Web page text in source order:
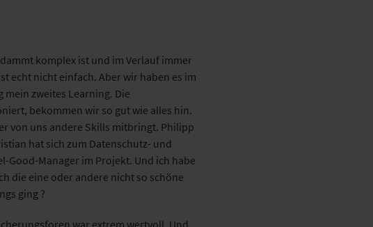
komplex ist und im Verlauf immer
echt nicht einfach. Aber wir haben es im
zweites Learning. Die
bekommen wir so gut wie alles hin.
von uns andere Skills mitbringt. Philipp
hat sich zum Datenschutz- und
Good-Manager im Projekt. Und ich habe
die eine oder andere nicht so schöne
ging ?
war extrem wertvoll. Und